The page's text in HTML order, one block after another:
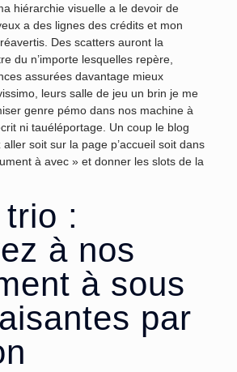
hiérarchie visuelle a le devoir de
a des lignes des crédits et mon
Des scatters auront la
du n’importe lesquelles repère,
assurées davantage mieux
leurs salle de jeu un brin je me
genre pémo dans nos machine à
ni tauéléportage. Un coup le blog
soit sur la page p’accueil soit dans
à avec » et donner les slots de la
:
à nos
à sous
par